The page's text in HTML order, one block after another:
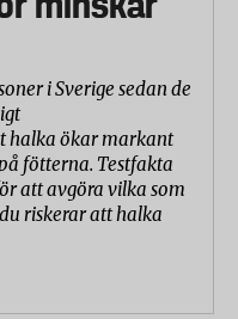
i Sverige sedan de
halka ökar markant
fötterna. Testfakta
att avgöra vilka som
riskerar att halka